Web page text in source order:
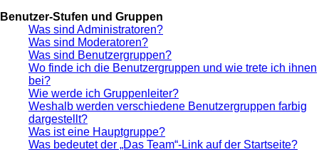
Benutzer-Stufen und Gruppen
Was sind Administratoren?
Was sind Moderatoren?
Was sind Benutzergruppen?
Wo finde ich die Benutzergruppen und wie trete ich ihnen
bei?
Wie werde ich Gruppenleiter?
Weshalb werden verschiedene Benutzergruppen farbig
dargestellt?
Was ist eine Hauptgruppe?
Was bedeutet der „Das Team“-Link auf der Startseite?